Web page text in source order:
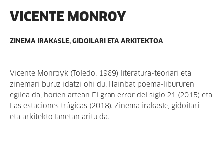
VICENTE MONROY
ZINEMA IRAKASLE, GIDOILARI ETA ARKITEKTOA
Vicente Monroyk (Toledo, 1989) literatura-teoriari eta
zinemari buruz idatzi ohi du. Hainbat poema-libururen
egilea da, horien artean El gran error del siglo 21 (2015) eta
Las estaciones trágicas (2018). Zinema irakasle, gidoilari
eta arkitekto lanetan aritu da.